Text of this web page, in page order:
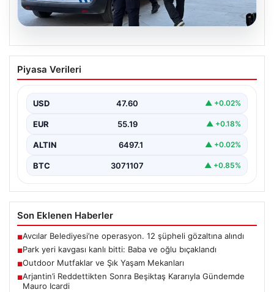
Park yeri kavgası kanlı bitti: Baba ve
oğlu bıçaklandı
Piyasa Verileri
USD 47.60 ▲ +0.02%
EUR 55.19 ▲ +0.18%
ALTIN 6497.1 ▲ +0.02%
BTC 3071107 ▲ +0.85%
Son Eklenen Haberler
■Avcılar Belediyesi’ne operasyon. 12 şüpheli gözaltına alındı
■Park yeri kavgası kanlı bitti: Baba ve oğlu bıçaklandı
■Outdoor Mutfaklar ve Şık Yaşam Mekanları
■Arjantin’i Reddettikten Sonra Beşiktaş Kararıyla Gündemde
Mauro Icardi